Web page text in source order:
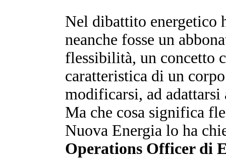
Nel dibattito energetico
neanche fosse un
flessibilità, un concetto
caratteristica di un
modificarsi, ad
Ma che cosa significa
Nuova Energia lo ha
Operations Officer di